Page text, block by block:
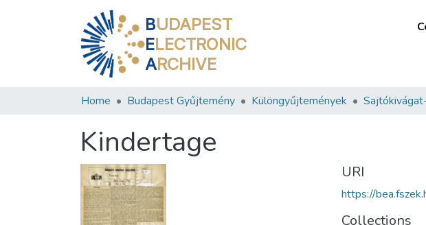
BUDAPEST
ELECTRONIC
ARCHIVE
Home Budapest Gyűjtemény Különgyűjtemények
Kindertage
URI
https://
Collections